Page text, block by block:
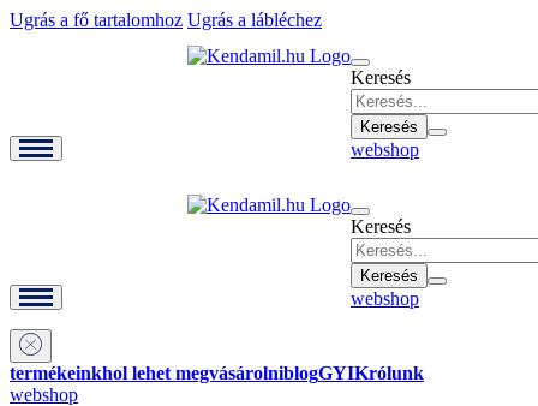
Ugrás a fő tartalomhoz Ugrás a lábléchez
Keresés
webshop
Keresés
webshop
termékeinkhol lehet megvásárolniblogGYIKrólunk
webshop